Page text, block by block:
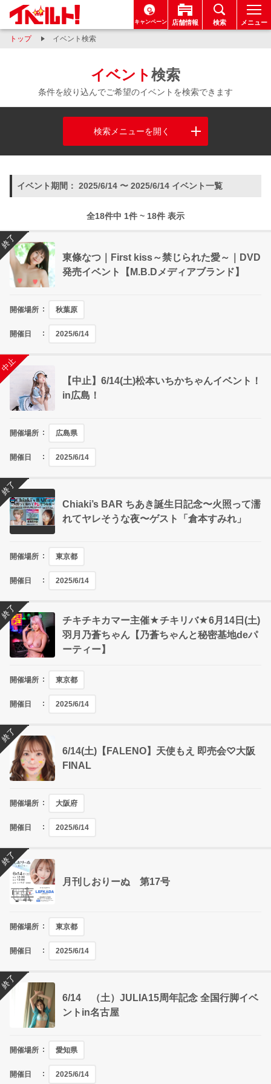
キャンペーン 店舗情報 検索 メニュー
トップ イベント検索
イベント検索
条件を絞り込んでご希望のイベントを検索できます
検索メニューを開く
イベント期間： 2025/6/14 〜 2025/6/14 イベント一覧
全18件中 1件 ~ 18件 表示
東條なつ｜First kiss～禁じられた愛～｜DVD
発売イベント【M.B.Dメディアブランド】
開催場所 秋葉原
開催日 2025/6/14
終了
【中止】6/14(土)松本いちかちゃんイベント！
in広島！
開催場所 広島県
開催日 2025/6/14
終了
中止
Chiaki’s BAR ちあき誕生日記念〜火照って濡
れてヤレそうな夜〜ゲスト「倉本すみれ」
開催場所 東京都
開催日 2025/6/14
終了
チキチキカマー主催★チキリバ★6月14日(土)
羽月乃蒼ちゃん【乃蒼ちゃんと秘密基地deパ
ーティー】
開催場所 東京都
開催日 2025/6/14
終了
6/14(土)【FALENO】天使もえ 即売会♡大阪
FINAL
開催場所 大阪府
開催日 2025/6/14
終了
月刊しおりーぬ 第17号
開催場所 東京都
開催日 2025/6/14
終了
6/14 （土）JULIA15周年記念 全国行脚イベ
ントin名古屋
開催場所 愛知県
開催日 2025/6/14
終了